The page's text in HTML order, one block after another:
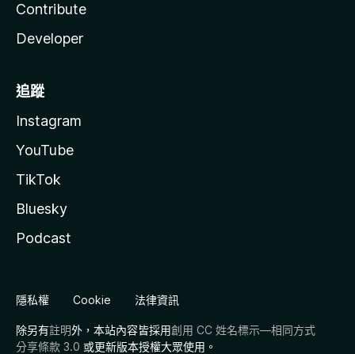
Contribute
Developer
追蹤
Instagram
YouTube
TikTok
Bluesky
Podcast
隱私權 Cookie 法律資訊
除另有註明外，本站內容皆採用創用 CC 姓名標示—相同方式
分享條款 3.0 或更新版本授權大眾使用。